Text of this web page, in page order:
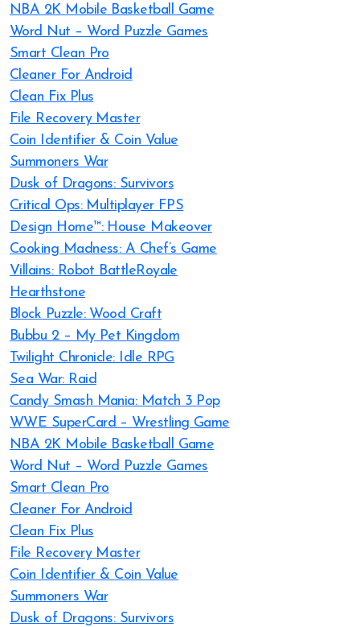
NBA 2K Mobile Basketball Game
Word Nut – Word Puzzle Games
Smart Clean Pro
Cleaner For Android
Clean Fix Plus
File Recovery Master
Coin Identifier & Coin Value
Summoners War
Dusk of Dragons: Survivors
Critical Ops: Multiplayer FPS
Design Home™: House Makeover
Cooking Madness: A Chef’s Game
Villains: Robot BattleRoyale
Hearthstone
Block Puzzle: Wood Craft
Bubbu 2 – My Pet Kingdom
Twilight Chronicle: Idle RPG
Sea War: Raid
Candy Smash Mania: Match 3 Pop
WWE SuperCard – Wrestling Game
NBA 2K Mobile Basketball Game
Word Nut – Word Puzzle Games
Smart Clean Pro
Cleaner For Android
Clean Fix Plus
File Recovery Master
Coin Identifier & Coin Value
Summoners War
Dusk of Dragons: Survivors